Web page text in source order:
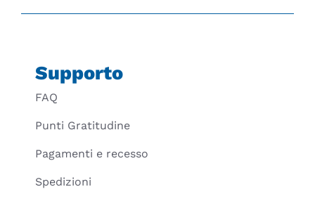
Supporto
FAQ
Punti Gratitudine
Pagamenti e recesso
Spedizioni